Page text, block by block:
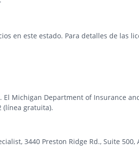
en este estado. Para detalles de las
El Michigan Department of Insurance
(línea gratuita).
3440 Preston Ridge Rd., Suite